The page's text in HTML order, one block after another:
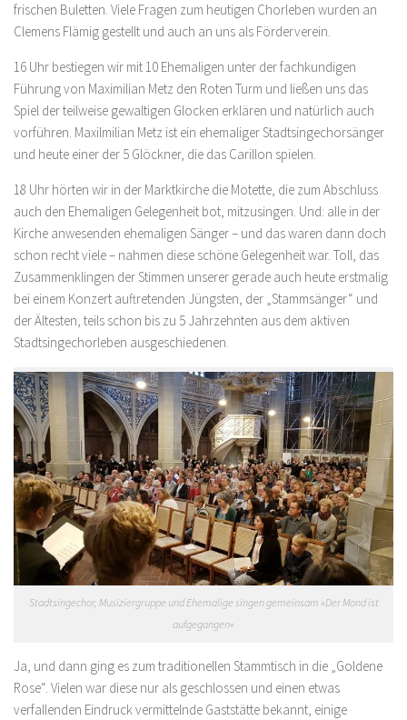
frischen Buletten. Viele Fragen zum heutigen Chorleben wurden an
Clemens Flämig gestellt und auch an uns als Förderverein.
16 Uhr bestiegen wir mit 10 Ehemaligen unter der fachkundigen
Führung von Maximilian Metz den Roten Turm und ließen uns das
Spiel der teilweise gewaltigen Glocken erklären und natürlich auch
vorführen. Maxilmilian Metz ist ein ehemaliger Stadtsingechorsänger
und heute einer der 5 Glöckner, die das Carillon spielen.
18 Uhr hörten wir in der Marktkirche die Motette, die zum Abschluss
auch den Ehemaligen Gelegenheit bot, mitzusingen. Und: alle in der
Kirche anwesenden ehemaligen Sänger – und das waren dann doch
schon recht viele – nahmen diese schöne Gelegenheit war. Toll, das
Zusammenklingen der Stimmen unserer gerade auch heute erstmalig
bei einem Konzert auftretenden Jüngsten, der „Stammsänger“ und
der Ältesten, teils schon bis zu 5 Jahrzehnten aus dem aktiven
Stadtsingechorleben ausgeschiedenen.
Stadtsingechor, Musiziergruppe und Ehemalige singen gemeinsam »Der Mond ist
aufgegangen«
Ja, und dann ging es zum traditionellen Stammtisch in die „Goldene
Rose“. Vielen war diese nur als geschlossen und einen etwas
verfallenden Eindruck vermittelnde Gaststätte bekannt, einige